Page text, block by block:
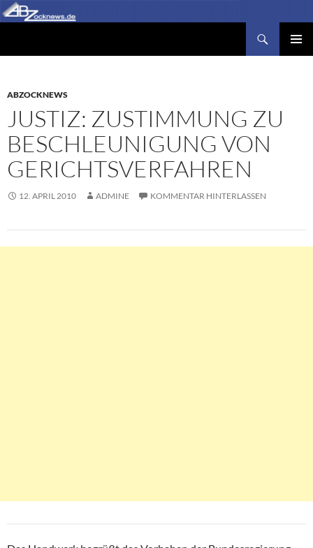
Zum
Inhalt
ABZOCKNEWS
JUSTIZ: ZUSTIMMUNG ZU
BESCHLEUNIGUNG VON
GERICHTSVERFAHREN
12. APRIL 2010 ADMINE KOMMENTAR HINTERLASSEN